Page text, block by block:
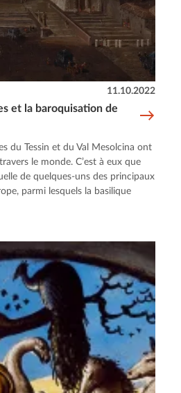
et la baroquisation de
11.10.2022
du Tessin et du Val Mesolcina ont
le monde. C’est à eux que
de quelques-uns des principaux
parmi lesquels la basilique